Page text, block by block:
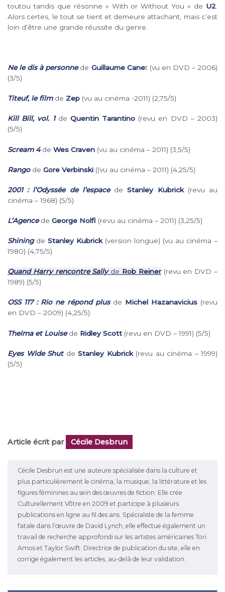
toutou tandis que résonne « With or Without You » de U2
Alors certes, le tout se tient et demeure attachant, mais c’est
loin d’être une grande réussite du genre.
Ne le dis à personnede Guillaume Canet (vu en DVD – 2006)
(3/5)
Titeuf, le filmde Zep (vu au cinéma -2011) (2,75/5)
Kill Bill, vol. 1de Quentin Tarantino (revu en DVD – 2003)
(5/5)
Scream 4de Wes Craven (vu au cinéma – 2011) (3,5/5)
Rangode Gore Verbinski ((vu au cinéma – 2011) (4,25/5)
2001 : l’Odyssée de l’espacedeStanley Kubrick(revu au
cinéma – 1968) (5/5)
L’Agencede George Nolfi (revu au cinéma – 2011) (3,25/5)
Shiningde Stanley Kubrick(version longue) (vu au cinéma –
1980) (4,75/5)
Quand Harry rencontre Sallyde Rob Reiner(revu en DVD –
1989) (5/5)
OSS 117 : Rio ne répond plusde Michel Hazanavicius(revu
en DVD – 2009) (4,25/5)
Thelma et Louisede Ridley Scott (revu en DVD – 1991) (5/5)
Eyes Wide Shutde Stanley Kubrick(revu au cinéma – 1999)
(5/5)
Article écrit par Cécile Desbrun
Cécile Desbrun est une auteure spécialisée dans la culture et
plus particulièrement le cinéma, la musique, la littérature et les
figures féminines au sein des œuvres de fiction. Elle crée
Culturellement Vôtre en 2009 et participe à plusieurs
publications en ligne au fil des ans. Spécialiste de la femme
fatale dans l'œuvre de David Lynch, elle effectue également un
travail de recherche approfondi sur les artistes américaines Tori
Amos et Taylor Swift. Directrice de publication du site, elle en
corrige également les articles, au-delà de leur validation.